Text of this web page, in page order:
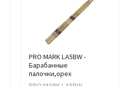
PRO MARK LA5BW -
Барабанные
палочки,орех